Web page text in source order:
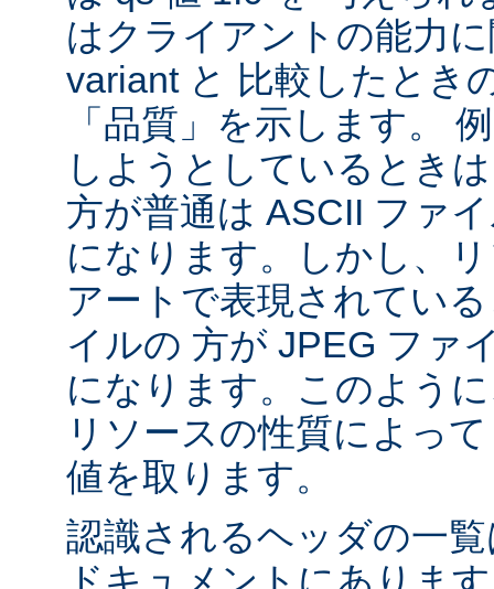
はクライアントの能力
variant と 比較したとき
「品質」を示します。
しようとしているとき
方が普通は ASCII ファ
になります。しかし、
アートで表現されてい
イルの 方が JPEG ファ
になります。このよう
リソースの性質によっ
値を取ります。
認識されるヘッダの一
ドキュメントにありま